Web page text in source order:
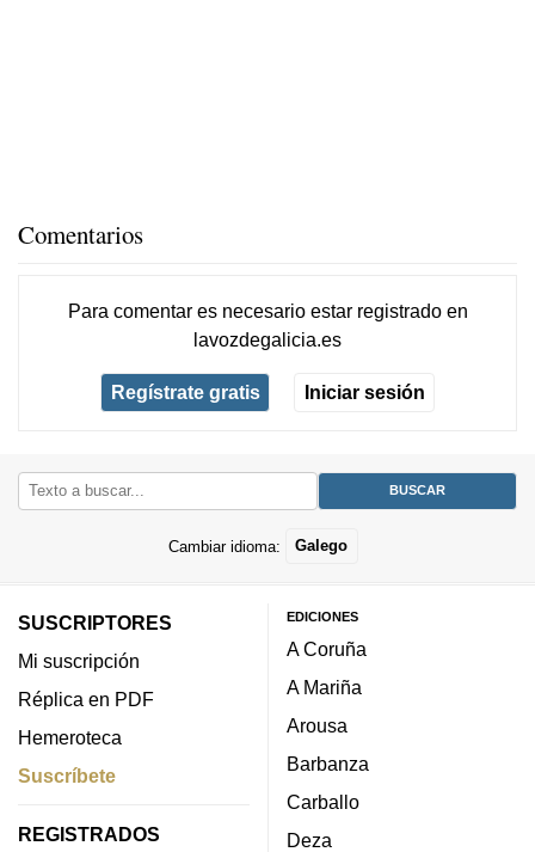
Comentarios
Para comentar es necesario estar registradoen
lavozdegalicia.es
Regístrate gratis Iniciar sesión
Cambiar idioma: Galego
SUSCRIPTORES
Mi suscripción
Réplica en PDF
Hemeroteca
Suscríbete
REGISTRADOS
EDICIONES
A Coruña
A Mariña
Arousa
Barbanza
Carballo
Deza